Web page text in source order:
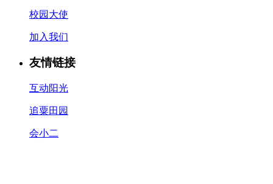
校园大使
加入我们
友情链接
互动阳光
追粟田园
会小二